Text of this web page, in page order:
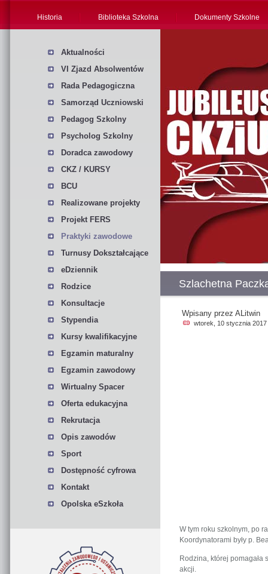
Historia Biblioteka Szkolna Dokumenty Szkolne
Aktualności
VI Zjazd Absolwentów
Rada Pedagogiczna
Samorząd Uczniowski
Pedagog Szkolny
Psycholog Szkolny
Doradca zawodowy
CKZ / KURSY
BCU
Realizowane projekty
Projekt FERS
Praktyki zawodowe
Turnusy Dokształcające
eDziennik
Rodzice
Konsultacje
Stypendia
Kursy kwalifikacyjne
Egzamin maturalny
Egzamin zawodowy
Wirtualny Spacer
Oferta edukacyjna
Rekrutacja
Opis zawodów
Sport
Dostępność cyfrowa
Kontakt
Opolska eSzkoła
Szlachetna
Wpisany przez ALitwin
wtorek, 10 stycznia 2017
W tym roku szkolnym, po
Koordynatorami były p.
Rodzina, której pomagała
akcji.